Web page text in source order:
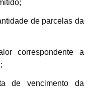
de parcelas da
correspondente a
de vencimento da